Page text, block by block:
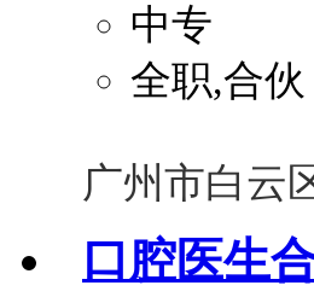
解决户口
员工旅游 高温补贴
中专
全职,合伙
广州市白云
口腔医生